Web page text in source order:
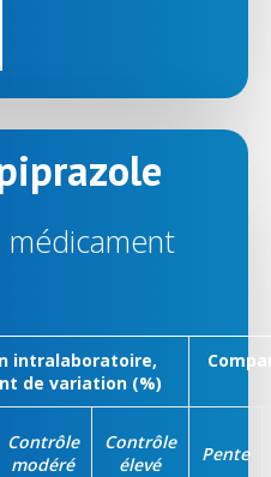
intralaboratoire,
de variation (%)
Contrôle
modéré
Contrôle
élevé
Pente